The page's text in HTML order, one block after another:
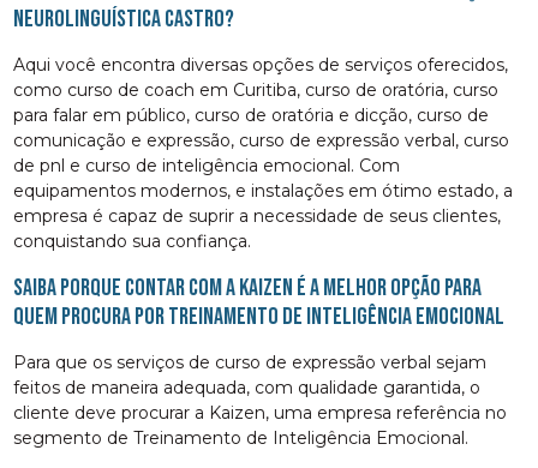
neurolinguística Castro?
Aqui você encontra diversas opções de serviços oferecidos,
como curso de coach em Curitiba, curso de oratória, curso
para falar em público, curso de oratória e dicção, curso de
comunicação e expressão, curso de expressão verbal, curso
de pnl e curso de inteligência emocional. Com
equipamentos modernos, e instalações em ótimo estado, a
empresa é capaz de suprir a necessidade de seus clientes,
conquistando sua confiança.
Saiba porque contar com a Kaizen é a melhor opção para
quem procura por Treinamento de Inteligência Emocional
Para que os serviços de curso de expressão verbal sejam
feitos de maneira adequada, com qualidade garantida, o
cliente deve procurar a Kaizen, uma empresa referência no
segmento de Treinamento de Inteligência Emocional.